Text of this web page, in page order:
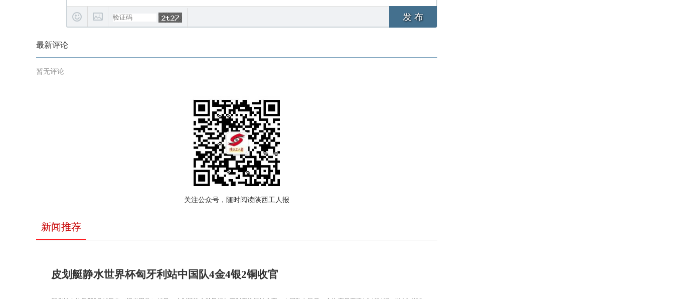
发 布
最新评论
暂无评论
关注公众号，随时阅读陕西工人报
新闻推荐
皮划艇静水世界杯匈牙利站中国队4金4银2铜收官